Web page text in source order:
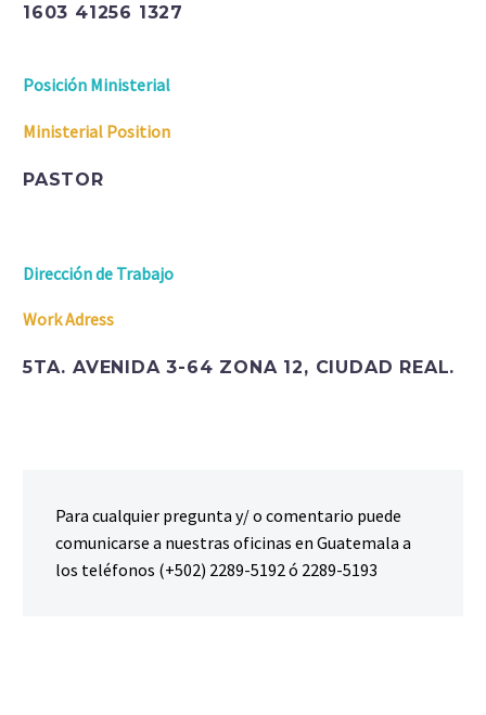
1603 41256 1327
Posición Ministerial
Ministerial Position
PASTOR
Dirección de Trabajo
Work Adress
5TA. AVENIDA 3-64 ZONA 12, CIUDAD REAL.
Para cualquier pregunta y/ o comentario puede
comunicarse a nuestras oficinas en Guatemala a
los teléfonos (+502) 2289-5192 ó 2289-5193